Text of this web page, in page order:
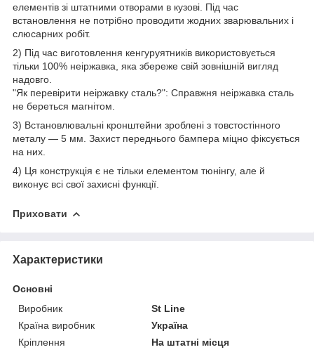
елементів зі штатними отворами в кузові. Під час
встановлення не потрібно проводити жодних зварювальних і
слюсарних робіт.
2) Під час виготовлення кенгуруятників використовується
тільки 100% неіржавка, яка збереже свій зовнішній вигляд
надовго.
"Як перевірити неіржавку сталь?": Справжня неіржавка сталь
не береться магнітом.
3) Встановлювальні кронштейни зроблені з товстостінного
металу — 5 мм. Захист переднього бампера міцно фіксується
на них.
4) Ця конструкція є не тільки елементом тюнінгу, але й
виконує всі свої захисні функції.
Приховати
Характеристики
Основні
Виробник
St Line
Країна виробник
Україна
Кріплення
На штатні місця